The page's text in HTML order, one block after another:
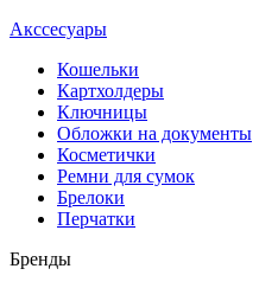
Акссесуары
Кошельки
Картхолдеры
Ключницы
Обложки на документы
Косметички
Ремни для сумок
Брелоки
Перчатки
Бренды